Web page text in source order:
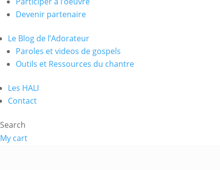
Devenir partenaire
Le Blog de l’Adorateur
Paroles et videos de gospels
Outils et Ressources du chantre
Les HALI
Contact
Search
My cart